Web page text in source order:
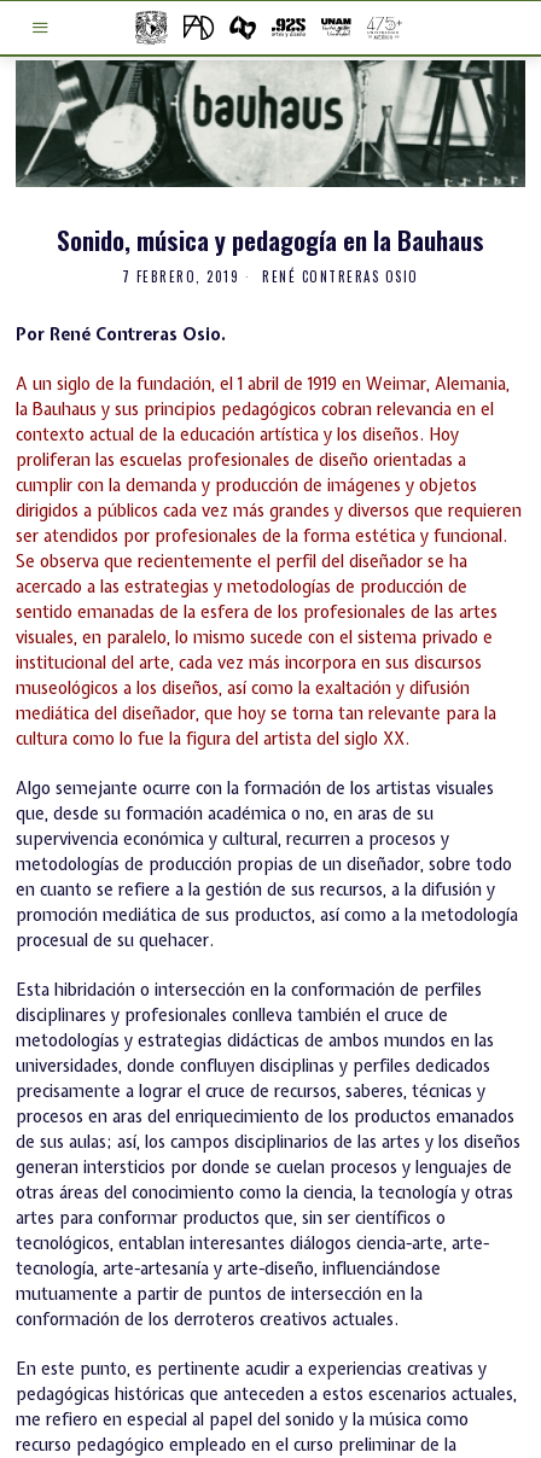
Sonido, música y pedagogía en la Bauhaus
7 FEBRERO, 2019 RENÉ CONTRERAS OSIO
Por René Contreras Osio.
A un siglo de la fundación, el 1 abril de 1919 en Weimar, Alemania,
la Bauhaus y sus principios pedagógicos cobran relevancia en el
contexto actual de la educación artística y los diseños. Hoy
proliferan las escuelas profesionales de diseño orientadas a
cumplir con la demanda y producción de imágenes y objetos
dirigidos a públicos cada vez más grandes y diversos que requieren
ser atendidos por profesionales de la forma estética y funcional.
Se observa que recientemente el perfil del diseñador se ha
acercado a las estrategias y metodologías de producción de
sentido emanadas de la esfera de los profesionales de las artes
visuales, en paralelo, lo mismo sucede con el sistema privado e
institucional del arte, cada vez más incorpora en sus discursos
museológicos a los diseños, así como la exaltación y difusión
mediática del diseñador, que hoy se torna tan relevante para la
cultura como lo fue la figura del artista del siglo XX.
Algo semejante ocurre con la formación de los artistas visuales
que, desde su formación académica o no, en aras de su
supervivencia económica y cultural, recurren a procesos y
metodologías de producción propias de un diseñador, sobre todo
en cuanto se refiere a la gestión de sus recursos, a la difusión y
promoción mediática de sus productos, así como a la metodología
procesual de su quehacer.
Esta hibridación o intersección en la conformación de perfiles
disciplinares y profesionales conlleva también el cruce de
metodologías y estrategias didácticas de ambos mundos en las
universidades, donde confluyen disciplinas y perfiles dedicados
precisamente a lograr el cruce de recursos, saberes, técnicas y
procesos en aras del enriquecimiento de los productos emanados
de sus aulas; así, los campos disciplinarios de las artes y los diseños
generan intersticios por donde se cuelan procesos y lenguajes de
otras áreas del conocimiento como la ciencia, la tecnología y otras
artes para conformar productos que, sin ser científicos o
tecnológicos, entablan interesantes diálogos ciencia-arte, arte-
tecnología, arte-artesanía y arte-diseño, influenciándose
mutuamente a partir de puntos de intersección en la
conformación de los derroteros creativos actuales.
En este punto, es pertinente acudir a experiencias creativas y
pedagógicas históricas que anteceden a estos escenarios actuales,
me refiero en especial al papel del sonido y la música como
recurso pedagógico empleado en el curso preliminar de la